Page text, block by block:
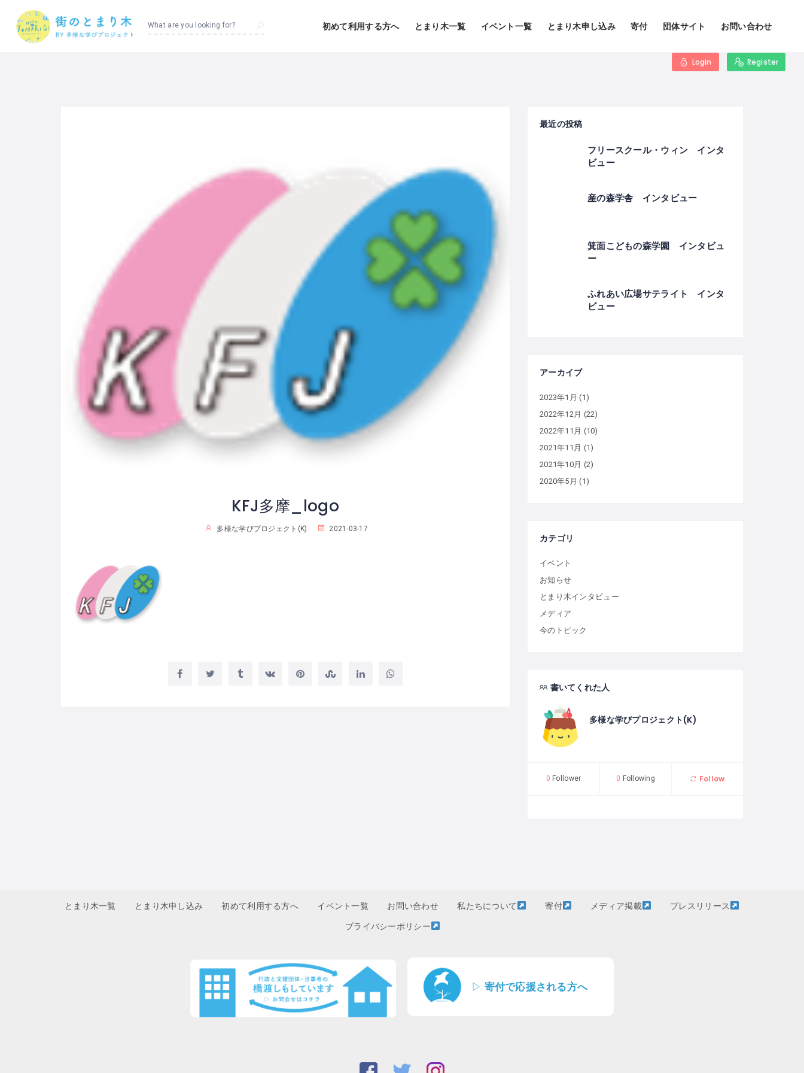
What are you looking for? 初めて利用する方へ とまり木一覧 イベント一覧 とまり木申し込み 寄付 団体サイト お問い合わせ
Login Register
KFJ多摩_logo
多様な学びプロジェクト(K) 2021-03-17
最近の投稿
フリースクール・ウィン インタ
ビュー
産の森学舎 インタビュー
箕面こどもの森学園 インタビュ
ー
ふれあい広場サテライト インタ
ビュー
アーカイブ
2023年1月 (1)
2022年12月 (22)
2022年11月 (10)
2021年11月 (1)
2021年10月 (2)
2020年5月 (1)
カテゴリ
イベント
お知らせ
とまり木インタビュー
メディア
今のトピック
書いてくれた人
多様な学びプロジェクト(K)
0 Follower 0 Following Follow
とまり木一覧 とまり木申し込み 初めて利用する方へ イベント一覧 お問い合わせ 私たちについて 寄付 メディア掲載 プレスリリース
プライバシーポリシー
▷ 寄付で応援される方へ